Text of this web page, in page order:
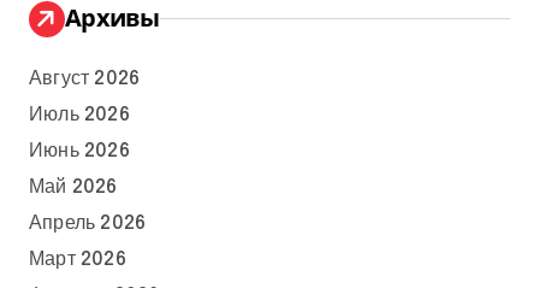
Архивы
Август 2026
Июль 2026
Июнь 2026
Май 2026
Апрель 2026
Март 2026